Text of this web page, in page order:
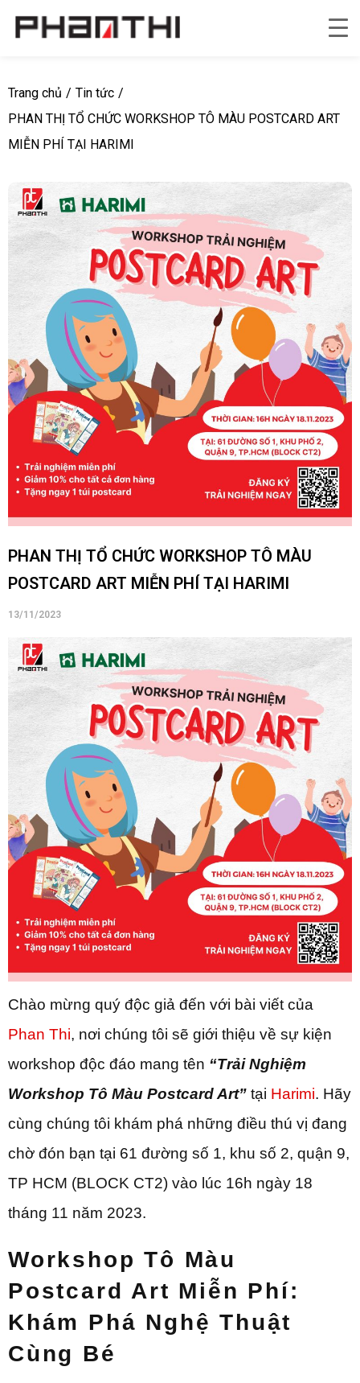
Trang chủ / Tin tức /
PHAN THỊ TỔ CHỨC WORKSHOP TÔ MÀU POSTCARD ART
MIỄN PHÍ TẠI HARIMI
PHAN THỊ TỔ CHỨC WORKSHOP TÔ MÀU
POSTCARD ART MIỄN PHÍ TẠI HARIMI
13/11/2023
Chào mừng quý độc giả đến với bài viết của
Phan Thi, nơi chúng tôi sẽ giới thiệu về sự kiện
workshop độc đáo mang tên “Trải Nghiệm
Workshop Tô Màu Postcard Art” tại Harimi. Hãy
cùng chúng tôi khám phá những điều thú vị đang
chờ đón bạn tại 61 đường số 1, khu số 2, quận 9,
TP HCM (BLOCK CT2) vào lúc 16h ngày 18
tháng 11 năm 2023.
Workshop Tô Màu
Postcard Art Miễn Phí:
Khám Phá Nghệ Thuật
Cùng Bé